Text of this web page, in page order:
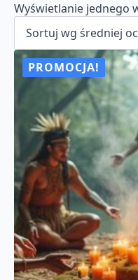
Wyświetlanie jednego
PROMOCJA!